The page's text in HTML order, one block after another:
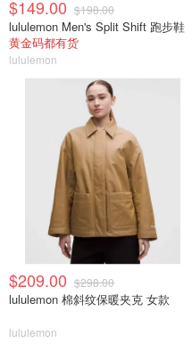
$149.00 $198.00
lululemon Men's Split Shift 跑步鞋
黄金码都有货
lululemon
$209.00 $298.00
lululemon 棉斜纹保暖夹克 女款
lululemon